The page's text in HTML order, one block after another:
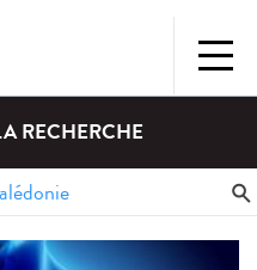
RECHERCHE